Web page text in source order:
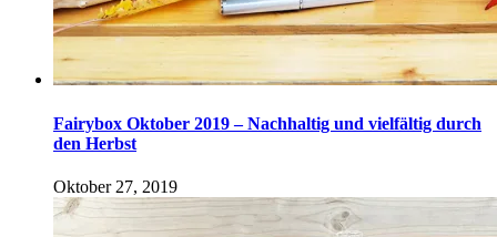
Fairybox Oktober 2019 – Nachhaltig und vielfältig durch
den Herbst
Oktober 27, 2019